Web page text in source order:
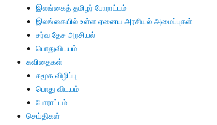
இலங்கைத் தமிழர் போராட்டம்
இலங்கையில் உள்ள ஏனைய அரசியல் அமைப்புகள்
சர்வ தேச அரசியல்
பொதுவிடயம்
கவிதைகள்
சமூக விழிப்பு
பொது விடயம்
போராட்டம்
செய்திகள்